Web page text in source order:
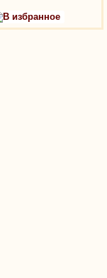
В избранное